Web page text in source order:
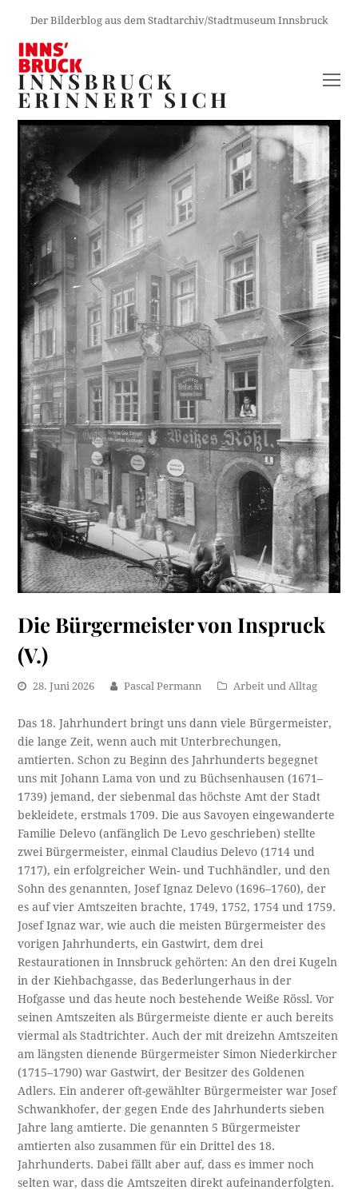
Der Bilderblog aus dem Stadtarchiv/Stadtmuseum Innsbruck
INNSBRUCK
ERINNERT SICH
Die Bürgermeister von Inspruck
(V.)
28. Juni 2026 Pascal Permann Arbeit und Alltag
Das 18. Jahrhundert bringt uns dann viele Bürgermeister,
die lange Zeit, wenn auch mit Unterbrechungen,
amtierten. Schon zu Beginn des Jahrhunderts begegnet
uns mit Johann Lama von und zu Büchsenhausen (1671–
1739) jemand, der siebenmal das höchste Amt der Stadt
bekleidete, erstmals 1709. Die aus Savoyen eingewanderte
Familie Delevo (anfänglich De Levo geschrieben) stellte
zwei Bürgermeister, einmal Claudius Delevo (1714 und
1717), ein erfolgreicher Wein- und Tuchhändler, und den
Sohn des genannten, Josef Ignaz Delevo (1696–1760), der
es auf vier Amtszeiten brachte, 1749, 1752, 1754 und 1759.
Josef Ignaz war, wie auch die meisten Bürgermeister des
vorigen Jahrhunderts, ein Gastwirt, dem drei
Restaurationen in Innsbruck gehörten: An den drei Kugeln
in der Kiehbachgasse, das Bederlungerhaus in der
Hofgasse und das heute noch bestehende Weiße Rössl. Vor
seinen Amtszeiten als Bürgermeiste diente er auch bereits
viermal als Stadtrichter. Auch der mit dreizehn Amtszeiten
am längsten dienende Bürgermeister Simon Niederkircher
(1715–1790) war Gastwirt, der Besitzer des Goldenen
Adlers. Ein anderer oft-gewählter Bürgermeister war Josef
Schwankhofer, der gegen Ende des Jahrhunderts sieben
Jahre lang amtierte. Die genannten 5 Bürgermeister
amtierten also zusammen für ein Drittel des 18.
Jahrhunderts. Dabei fällt aber auf, dass es immer noch
selten war, dass die Amtszeiten direkt aufeinanderfolgten.